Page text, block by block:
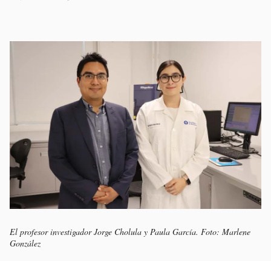
El profesor investigador Jorge Cholula y Paula García. Foto: Marlene
González